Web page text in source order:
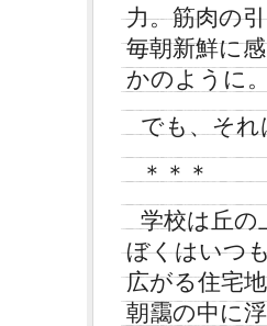
力。筋肉の
毎朝新鮮に
かのように
でも、そ
＊＊＊
学校は丘の
ぼくはいつ
広がる住宅
朝靄の中に